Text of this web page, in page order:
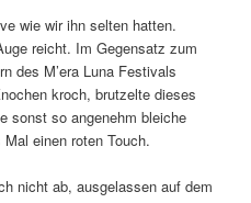
wie wir ihn selten hatten.
reicht. Im Gegensatz zum
des M’era Luna Festivals
kroch, brutzelte dieses
sonst so angenehm bleiche
einen roten Touch.
nicht ab, ausgelassen auf dem